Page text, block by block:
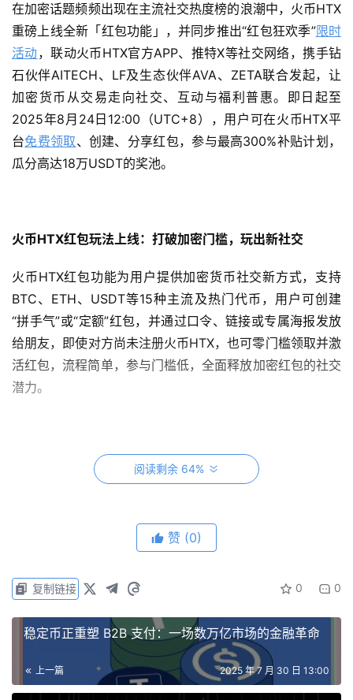
在加密话题频频出现在主流社交热度榜的浪潮中，火币HTX
重磅上线全新「红包功能」，并同步推出“红包狂欢季”限时
活动 ，联动火币HTX官方APP、推特X等社交网络，携手钻
石伙伴AITECH、LF及生态伙伴AVA、ZETA联合发起，让
加密货币从交易走向社交、互动与福利普惠。即日起至
2025年8月24日12:00（UTC+8），用户可在火币HTX平
台免费领取、创建、分享红包，参与最高300%补贴计划，
瓜分高达18万USDT的奖池。
火币HTX红包玩法上线：打破加密门槛，玩出新社交
火币HTX红包功能为用户提供加密货币社交新方式，支持
BTC、ETH、USDT等15种主流及热门代币，用户可创建
“拼手气”或“定额”红包，并通过口令、链接或专属海报发放
给朋友，即使对方尚未注册火币HTX，也可零门槛领取并激
活红包，流程简单，参与门槛低，全面释放加密红包的社交
潜力。
活动1：推特红包雨来袭，7天狂撒30,000 USDT
@HuobiGlobal 每日11:00（UTC+8）准时掉落“神秘红
包”，每人每日可领取一次。更特别的是，参与者无须注册
门槛参与”。
参与路径：关注@HuobiGlobal→ 官推每日
11:00（UTC+8）→ 刷新推文，点击红包链接即可领取。
活动2：发红包还能赚钱，补贴最高300%，单人奖励可达
阅读剩余 64%
赞 (0)
0 0
复制链接
稳定币正重塑 B2B 支付：一场数万亿市场的金融革命
上一篇 2025 年 7 月 30 日 13:00